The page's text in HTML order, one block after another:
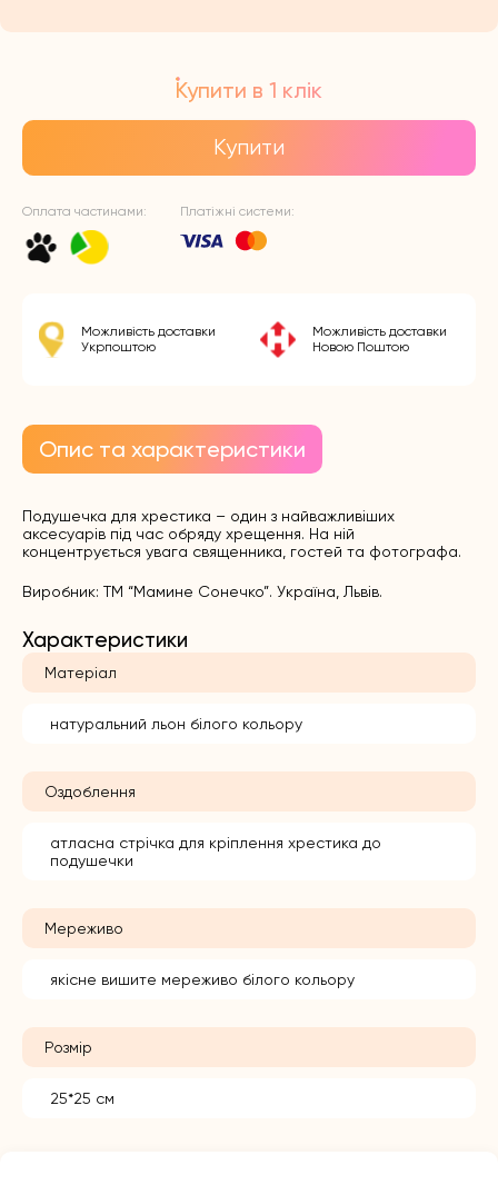
Купити в 1 клік
Купити
Оплата частинами: Платіжні системи:
Можливість доставки
Укрпоштою
Можливість доставки
Новою Поштою
Опис та характеристики
Подушечка для хрестика – один з найважливіших
аксесуарів під час обряду хрещення. На ній
концентрується увага священника, гостей та фотографа.
Виробник: ТМ “Мамине Сонечко”. Україна, Львів.
Характеристики
Матеріал
натуральний льон білого кольору
Оздоблення
атласна стрічка для кріплення хрестика до
подушечки
Мереживо
якісне вишите мереживо білого кольору
Розмір
25*25 см